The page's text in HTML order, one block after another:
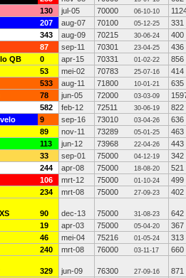
130 jul-05 70000 06-10-10
207 aug-07 70100 05-12-25
331
343 aug-09 70215 30-06-24
400
87 sep-11 70301 23-04-25
436
QB 0 apr-15 70331 01-02-22
856
53 mei-02 70783 25-07-16
414
533 aug-11 71800 10-01-21
635
78 jun-05 72000 03-03-09
582 feb-12 72511 30-06-19
822
9 sep-16 73010 03-04-26
636
89 nov-11 73289 05-01-25
463
113 jun-12 73968 22-04-26
443
33 sep-01 75000 04-12-19
342
244 apr-08 75000 18-08-20
521
106 mrt-12 75000 01-10-24
499
234 mrt-08 75000 27-09-23 402
90 dec-13 75000 31-08-23
642
19 apr-03 75000 05-04-20
367
46 mei-04 75216 01-05-24
313
240 mrt-08 76000 03-11-17 660
329 jun-09 76300 27-09-16
871